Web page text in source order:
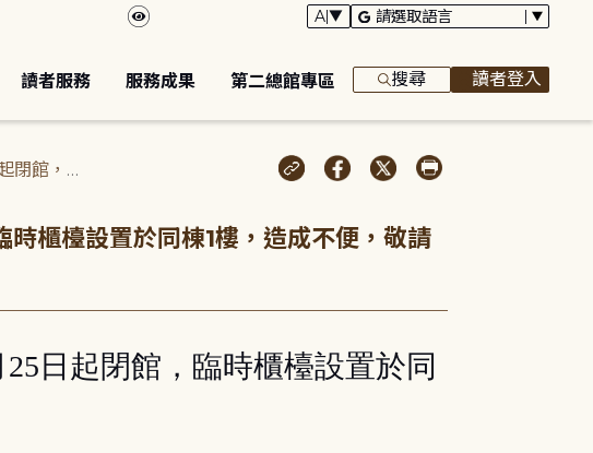
讀者服務 服務成果 第二總館專區 搜尋 讀者登入
閉館，臨
櫃檯設置於同棟1樓，造成不便，敬請
日起閉館，臨時櫃檯設置於同